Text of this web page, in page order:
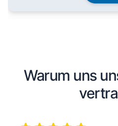
Warum uns